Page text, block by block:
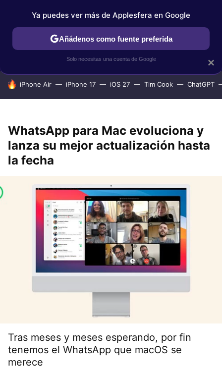
IPHONE TUTORIALES APPLESFERA SELECCIÓN
HOY SE HABLA DE
iPhone Air iPhone 17 iOS 27 Tim Cook ChatGPT
WhatsApp para Mac evoluciona y
lanza su mejor actualización hasta
la fecha
Tras meses y meses esperando, por fin
tenemos el WhatsApp que macOS se
merece
×
Ya puedes ver más de Applesfera en Google
Añádenos como fuente preferida
Solo necesitas una cuenta de Google